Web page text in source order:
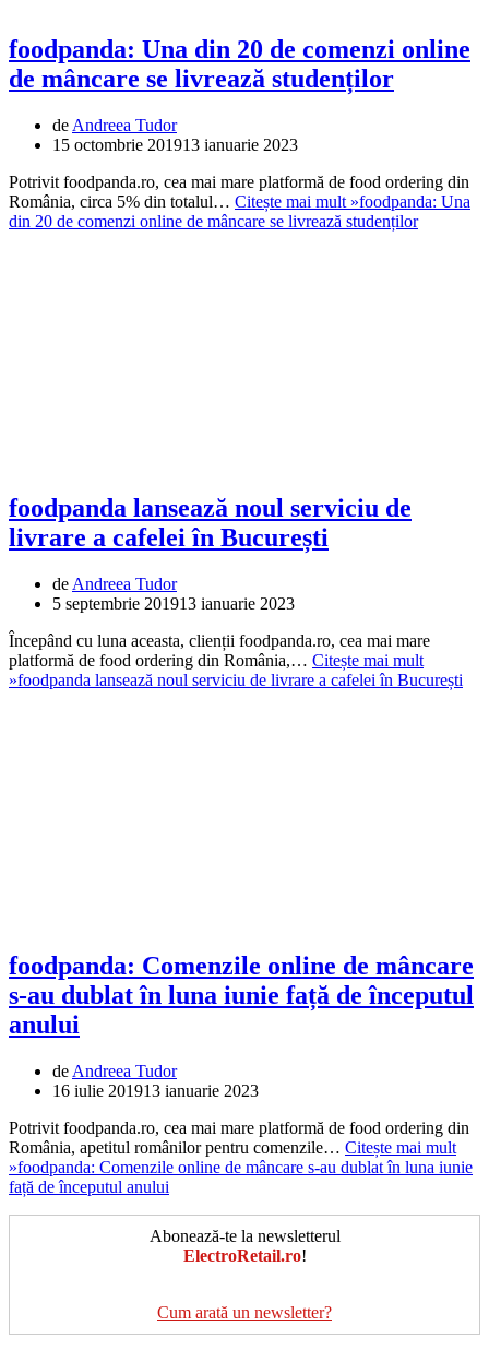
foodpanda: Una din 20 de comenzi online
de mâncare se livrează studenților
de Andreea Tudor
15 octombrie 201913 ianuarie 2023
Potrivit foodpanda.ro, cea mai mare platformă de food ordering din
România, circa 5% din totalul… Citește mai mult »foodpanda: Una
din 20 de comenzi online de mâncare se livrează studenților
foodpanda lansează noul serviciu de
livrare a cafelei în București
de Andreea Tudor
5 septembrie 201913 ianuarie 2023
Începând cu luna aceasta, clienții foodpanda.ro, cea mai mare
platformă de food ordering din România,… Citește mai mult
»foodpanda lansează noul serviciu de livrare a cafelei în București
foodpanda: Comenzile online de mâncare
s-au dublat în luna iunie față de începutul
anului
de Andreea Tudor
16 iulie 201913 ianuarie 2023
Potrivit foodpanda.ro, cea mai mare platformă de food ordering din
România, apetitul românilor pentru comenzile… Citește mai mult
»foodpanda: Comenzile online de mâncare s-au dublat în luna iunie
față de începutul anului
Abonează-te la newsletterul
ElectroRetail.ro!
Cum arată un newsletter?